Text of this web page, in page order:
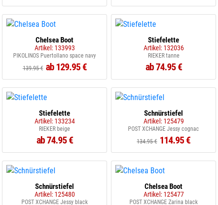
Chelsea Boot
Artikel: 133993
PIKOLINOS Puertollano space navy
139.95 € ab 129.95 €
Stiefelette
Artikel: 132036
RIEKER tanne
ab 74.95 €
Stiefelette
Artikel: 133234
RIEKER beige
ab 74.95 €
Schnürstiefel
Artikel: 125479
POST XCHANGE Jessy cognac
134.95 € 114.95 €
Schnürstiefel
Artikel: 125480
POST XCHANGE Jessy black
Chelsea Boot
Artikel: 125477
POST XCHANGE Zarina black